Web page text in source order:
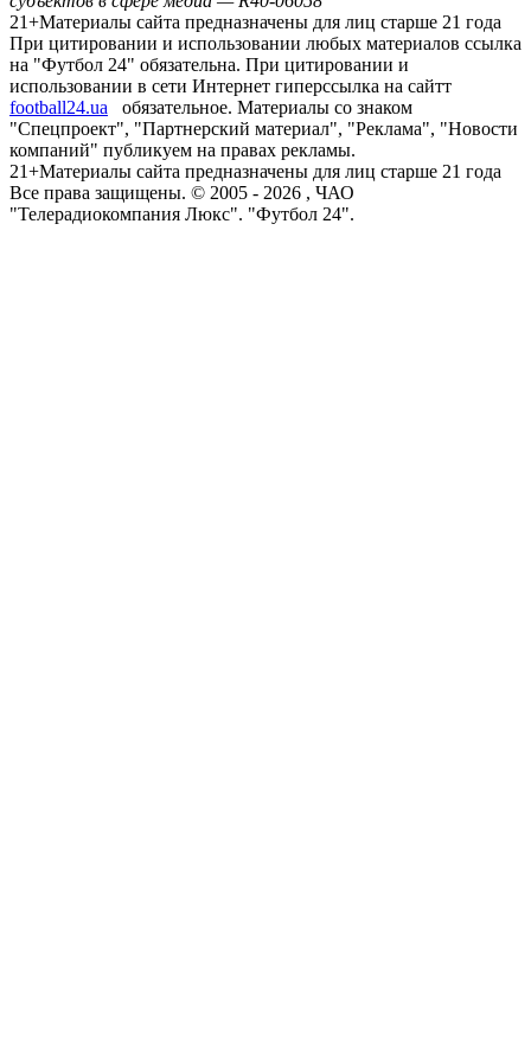
21+Материалы сайта предназначены для лиц старше 21 года
При цитировании и использовании любых материалов ссылка
на "Футбол 24" обязательна. При цитировании и
использовании в сети Интернет гиперссылка на сайтт
football24.ua
обязательное. Материалы со знаком
"Спецпроект", "Партнерский материал", "Реклама", "Новости
компаний" публикуем на правах рекламы.
21+Материалы сайта предназначены для лиц старше 21 года
Все права защищены. © 2005 - 2026 , ЧАО
"Телерадиокомпания Люкс". "Футбол 24".